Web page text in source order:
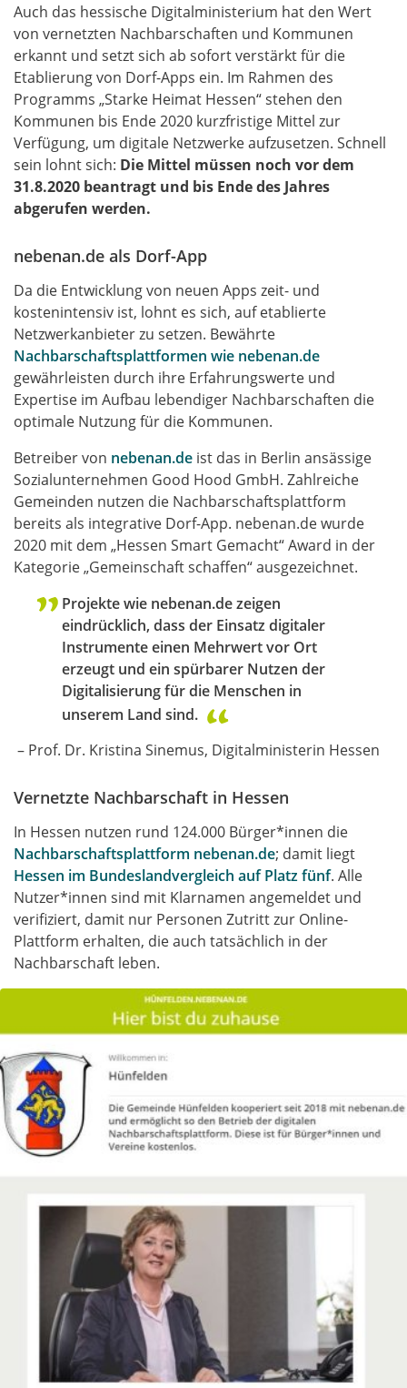
Auch das hessische Digitalministerium hat den Wert
von vernetzten Nachbarschaften und Kommunen
erkannt und setzt sich ab sofort verstärkt für die
Etablierung von Dorf-Apps ein. Im Rahmen des
Programms „Starke Heimat Hessen“ stehen den
Kommunen bis Ende 2020 kurzfristige Mittel zur
Verfügung, um digitale Netzwerke aufzusetzen. Schnell
sein lohnt sich: Die Mittel müssen noch vor dem
31.8.2020 beantragt und bis Ende des Jahres
abgerufen werden.
nebenan.de als Dorf-App
Da die Entwicklung von neuen Apps zeit- und
kostenintensiv ist, lohnt es sich, auf etablierte
Netzwerkanbieter zu setzen. Bewährte
Nachbarschaftsplattformen wie nebenan.de
gewährleisten durch ihre Erfahrungswerte und
Expertise im Aufbau lebendiger Nachbarschaften die
optimale Nutzung für die Kommunen.
Betreiber von nebenan.de ist das in Berlin ansässige
Sozialunternehmen Good Hood GmbH. Zahlreiche
Gemeinden nutzen die Nachbarschaftsplattform
bereits als integrative Dorf-App. nebenan.de wurde
2020 mit dem „Hessen Smart Gemacht“ Award in der
Kategorie „Gemeinschaft schaffen“ ausgezeichnet.
Projekte wie nebenan.de zeigen
eindrücklich, dass der Einsatz digitaler
Instrumente einen Mehrwert vor Ort
erzeugt und ein spürbarer Nutzen der
Digitalisierung für die Menschen in
unserem Land sind.
– Prof. Dr. Kristina Sinemus, Digitalministerin Hessen
Vernetzte Nachbarschaft in Hessen
​In Hessen nutzen rund 124.000 Bürger*innen die
Nachbarschaftsplattform nebenan.de; damit liegt
Hessen im Bundeslandvergleich auf Platz fünf. Alle
Nutzer*innen sind mit Klarnamen angemeldet und
verifiziert, damit nur Personen Zutritt zur Online-
Plattform erhalten, die auch tatsächlich in der
Nachbarschaft leben. ​​